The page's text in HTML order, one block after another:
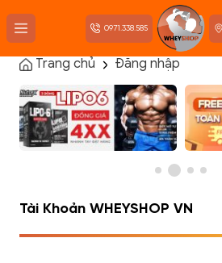
TRANG CHỦ
FLASH SALE
THANH LÝ
DANH MỤC SẢN PHẨM
0971.338.585
Trang chủ Đăng nhập
Tài Khoản WHEYSHOP VN